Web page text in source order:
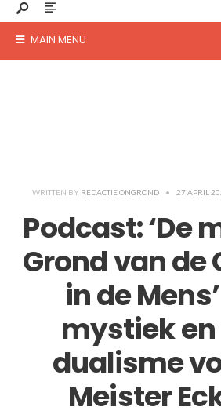
MAIN MENU
WRITTEN BY REDACTIE ONGROND • 27 APRIL
Podcast: ‘De
Grond van de
in de
mystiek
dualisme
Meister